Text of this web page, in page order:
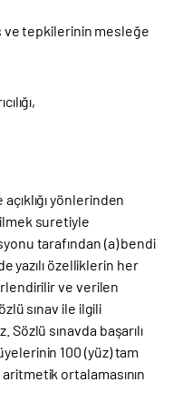
ve tepkilerinin mesleğe
yönlerinden
suretiyle
tarafından (a) bendi
yazılı özelliklerin her
ve verilen
sınav ile ilgili
Sözlü sınavda başarılı
100 (yüz) tam
ortalamasının